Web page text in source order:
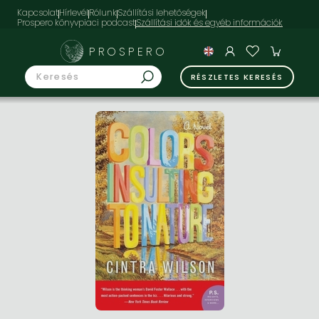
KapcsolatHírlevélRólunkSzállítási lehetőségek
Prospero könyvpiaci podcast
PROSPERO
RÉSZLETES KERESÉS